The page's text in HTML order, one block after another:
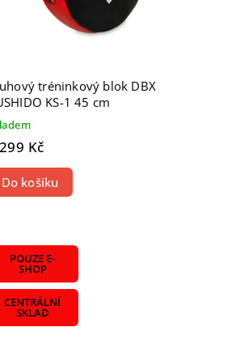
tréninkový blok DBX
KS-1 45 cm
Kč
Do košíku
POUZE E-
SHOP
CENTRÁLNÍ
SKLAD